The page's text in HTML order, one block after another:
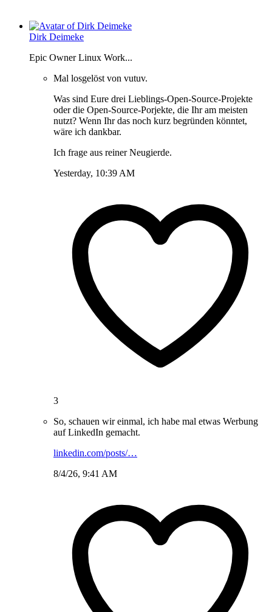
Dirk Deimeke
Epic Owner Linux Work...
Mal losgelöst von vutuv.
Was sind Eure drei Lieblings-Open-Source-Projekte
oder die Open-Source-Porjekte, die Ihr am meisten
nutzt? Wenn Ihr das noch kurz begründen könntet,
wäre ich dankbar.
Ich frage aus reiner Neugierde.
Yesterday, 10:39 AM
3
So, schauen wir einmal, ich habe mal etwas Werbung
auf LinkedIn gemacht.
linkedin.com/posts/…
8/4/26, 9:41 AM